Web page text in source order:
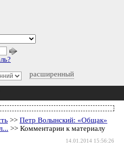
расширенный
>> Петр Волынский: «Общак»
>> Комментарии к материалу
14.01.2014 15:56:26